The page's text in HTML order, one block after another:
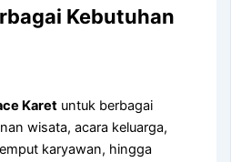
Kebutuhan
Karet untuk berbagai
wisata, acara keluarga,
karyawan, hingga